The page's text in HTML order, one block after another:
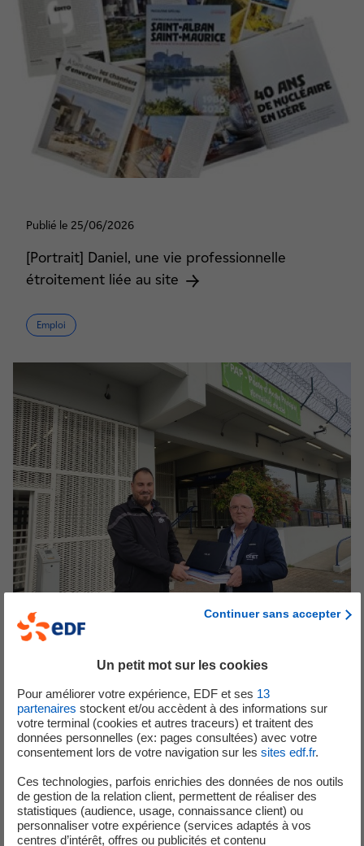
Publié le 25/06/2026
[Portrait] Daniel, une vie professionnelle
étroitement liée au site
Emploi
Publié le 24/06/2026
Le service d’inspection reconnu obtient le
renouvellement de sa reconnaissance et de son
h...
Sûreté
Continuer sans accepter
Un petit mot sur les cookies
Pour améliorer votre expérience, EDF et ses 13
partenaires stockent et/ou accèdent à des informations sur
votre terminal (cookies et autres traceurs) et traitent des
données personnelles (ex: pages consultées) avec votre
consentement lors de votre navigation sur les sites edf.fr.
Ces technologies, parfois enrichies des données de nos outils
de gestion de la relation client, permettent de réaliser des
statistiques (audience, usage, connaissance client) ou
personnaliser votre expérience (services adaptés à vos
centres d’intérêt, offres ou publicités et contenu